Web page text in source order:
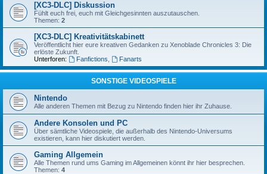
[XC3-DLC] Diskussion
Fühlt euch frei, euch mit Gleichgesinnten auszutauschen.
Themen: 2
[XC3-DLC] Kreativitätskabinett
Veröffentlicht hier eure kreativen Gedanken zu Xenoblade Chronicles 3: Die
erlöste Zukunft.
Unterforen:
Fanfictions Fanarts
SONSTIGE VIDEOSPIELE
Nintendo
Alle anderen Themen mit Bezug zu Nintendo finden hier ihr Zuhause.
Andere Konsolen und PC
Über sämtliche Videospiele, die außerhalb des Nintendo-Universums
existieren, kann hier diskutiert werden.
Gaming Allgemein
Alle Themen rund ums Gaming im Allgemeinen könnt ihr hier besprechen.
Themen: 4